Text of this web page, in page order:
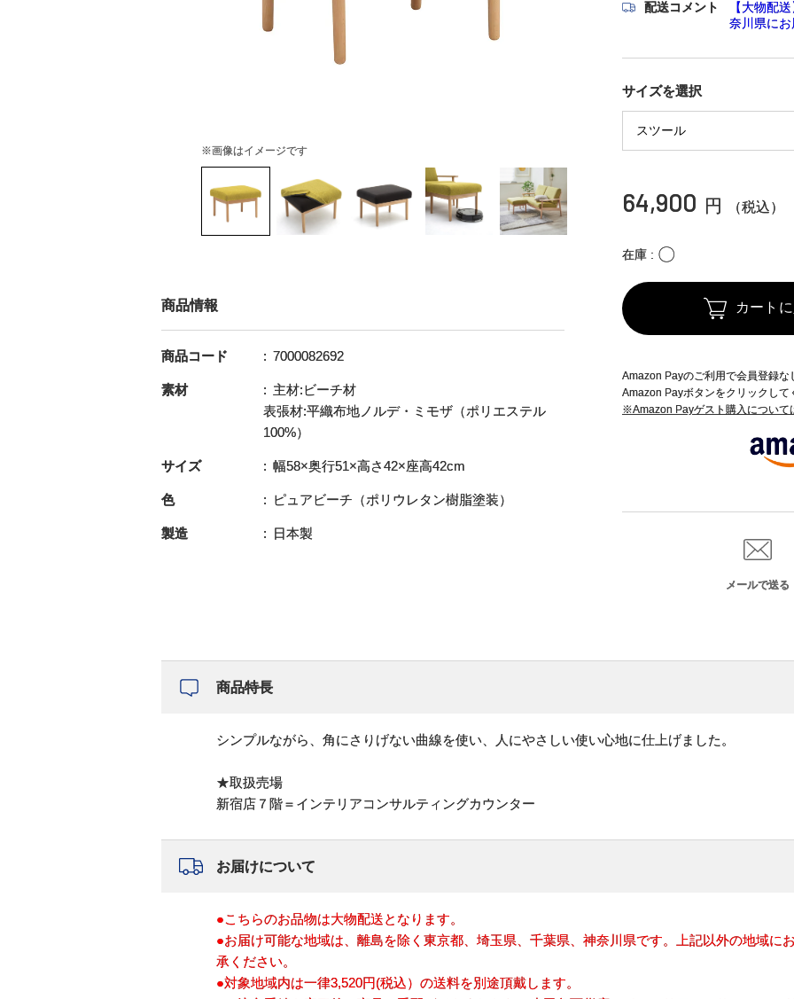
※画像はイメージです
配送コメント
【大物配
奈川県にお
サイズを選択
64,900 円 （税込）
在庫 〇
カート
Amazon Payのご利用で会員登録
Amazon Payボタンをクリックして
※Amazon Payゲスト購入について
メールで送る
商品情報
商品コード 7000082692
素材
主材:ビーチ材
表張材:平織布地ノルデ・ミモザ（ポリエステル
100%）
サイズ 幅58×奥行51×高さ42×座高42cm
色 ピュアビーチ（ポリウレタン樹脂塗装）
製造 日本製
商品特長
シンプルながら、角にさりげない曲線を使い、人にやさしい使い心地に仕上げました。
★取扱売場
新宿店７階＝インテリアコンサルティングカウンター
お届けについて
●こちらのお品物は大物配送となります。
●お届け可能な地域は、離島を除く東京都、埼玉県、千葉県、神奈川県です。上記以外の地域に
承ください。
●対象地域内は一律3,520円(税込）の送料を別途頂戴します。